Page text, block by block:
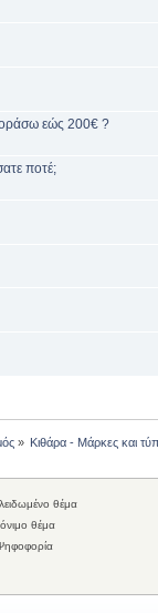
εώς 200€ ?
ποτέ;
» Κιθάρα - Μάρκες και
θέμα
θέμα